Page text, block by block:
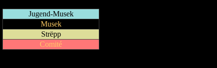
Jugend-Musek
Musek
Strëpp
Comité